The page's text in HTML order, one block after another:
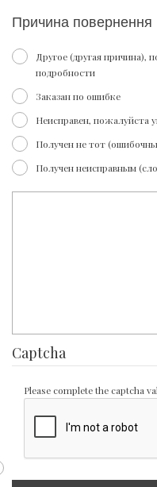
Причина повернення
Другое (другая
подробности
Заказан по ошибке
Неисправен, пожалуйста
Получен не тот
Получен неисправным
Captcha
Please complete the captcha